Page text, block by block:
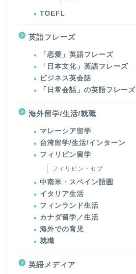
TOEFL
英語フレーズ
「恋愛」英語フレーズ
「日本文化」英語フレーズ
ビジネス英会話
「日常会話」の英語フレーズ
海外留学/生活/就職
マレーシア留学
台湾留学/生活/インターン
フィリピン留学
フィリピン・セブ
中南米・スペイン語圏
イタリア生活
フィンランド生活
カナダ留学／生活
海外での育児
就職
英語メディア